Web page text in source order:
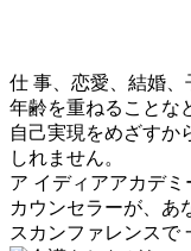
仕 事、恋愛、結婚、
年齢を重ねることな
自己実現をめざすか
しれません。
ア イディアアカデ
カウンセラーが、あ
スカンファレンスで